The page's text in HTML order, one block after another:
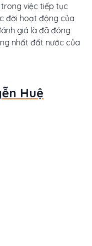
việc tiếp tục
đời hoạt động của
giá là đã đóng
nhất đất nước của
Huệ